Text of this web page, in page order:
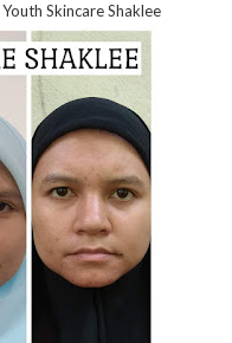
Skincare Shaklee